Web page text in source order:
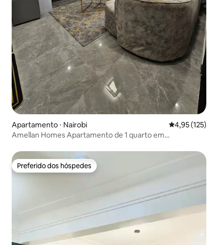
Apartamento ⋅ Nairobi 4,95 de uma
4,95 (125)
Amellan Homes Apartamento de 1 quarto em
Preferido dos hóspedes
Preferido dos hóspedes